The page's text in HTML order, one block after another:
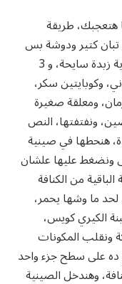
طريقة
تبان كتير ودوشة بس
سهلة، هنجيب نص كيلو كنافة، وربع كوباية زبدة سايحة، و 3
وكوبايتين سكر،
دبس رمان، ومعلقة صغيرة
ونفتفتها، النص
هنحطها في صينية
ونضغط عليها علشان
من الكنافة
ما وشها يحمر،
الكيري كويس،
ونقلب المكونات
ده على سطح جزء واحد
وهندخل الصينية